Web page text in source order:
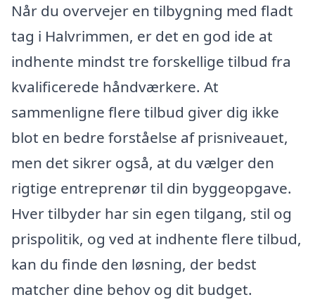
Når du overvejer en tilbygning med fladt
tag i Halvrimmen, er det en god ide at
indhente mindst tre forskellige tilbud fra
kvalificerede håndværkere. At
sammenligne flere tilbud giver dig ikke
blot en bedre forståelse af prisniveauet,
men det sikrer også, at du vælger den
rigtige entreprenør til din byggeopgave.
Hver tilbyder har sin egen tilgang, stil og
prispolitik, og ved at indhente flere tilbud,
kan du finde den løsning, der bedst
matcher dine behov og dit budget.